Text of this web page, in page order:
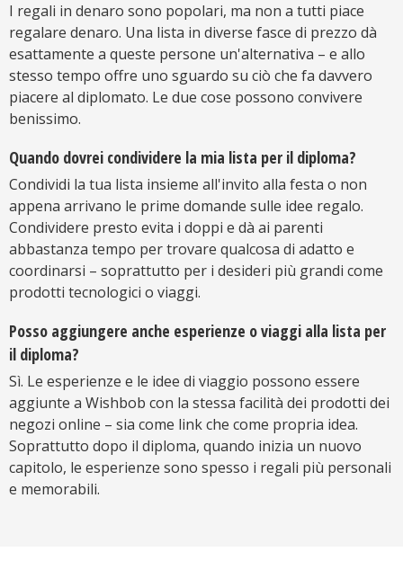
I regali in denaro sono popolari, ma non a tutti piace
regalare denaro. Una lista in diverse fasce di prezzo dà
esattamente a queste persone un'alternativa – e allo
stesso tempo offre uno sguardo su ciò che fa davvero
piacere al diplomato. Le due cose possono convivere
benissimo.
Quando dovrei condividere la mia lista per il diploma?
Condividi la tua lista insieme all'invito alla festa o non
appena arrivano le prime domande sulle idee regalo.
Condividere presto evita i doppi e dà ai parenti
abbastanza tempo per trovare qualcosa di adatto e
coordinarsi – soprattutto per i desideri più grandi come
prodotti tecnologici o viaggi.
Posso aggiungere anche esperienze o viaggi alla lista per
il diploma?
Sì. Le esperienze e le idee di viaggio possono essere
aggiunte a Wishbob con la stessa facilità dei prodotti dei
negozi online – sia come link che come propria idea.
Soprattutto dopo il diploma, quando inizia un nuovo
capitolo, le esperienze sono spesso i regali più personali
e memorabili.